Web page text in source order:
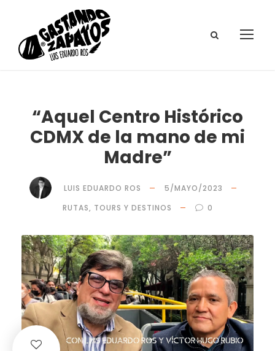
“Aquel Centro Histórico
CDMX de la mano de mi
Madre”
LUIS EDUARDO ROS
5/MAYO/2023
RUTAS, TOURS Y DESTINOS
0